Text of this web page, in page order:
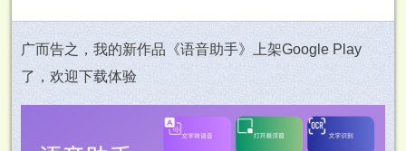
广而告之，我的新作品《语音助手》上架Google Play
了，欢迎下载体验